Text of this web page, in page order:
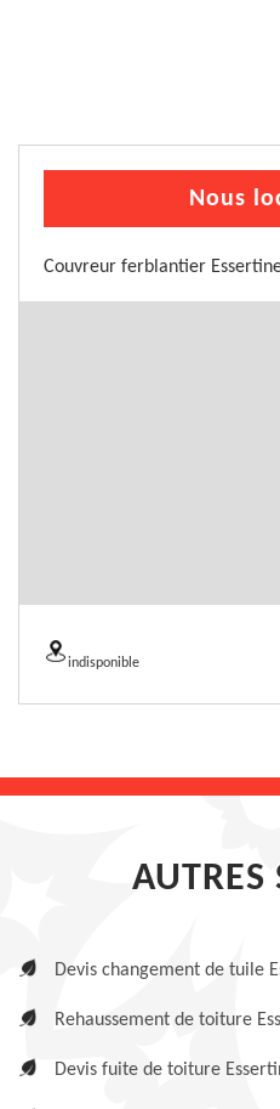
Nous
Couvreur ferblantier
indisponible
AUTRES
Devis changement de tuile
Rehaussement de toiture
Devis fuite de toiture